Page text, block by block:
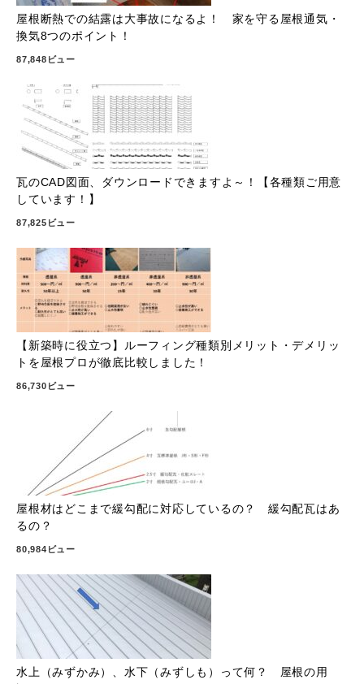
屋根断熱での結露は大事故になるよ！ 家を守る屋根通気・
換気8つのポイント！
87,848ビュー
瓦のCAD図面、ダウンロードできますよ～！【各種類ご用意
しています！】
87,825ビュー
【新築時に役立つ】ルーフィング種類別メリット・デメリッ
トを屋根プロが徹底比較しました！
86,730ビュー
屋根材はどこまで緩勾配に対応しているの？ 緩勾配瓦はあ
るの？
80,984ビュー
水上（みずかみ）、水下（みずしも）って何？ 屋根の用